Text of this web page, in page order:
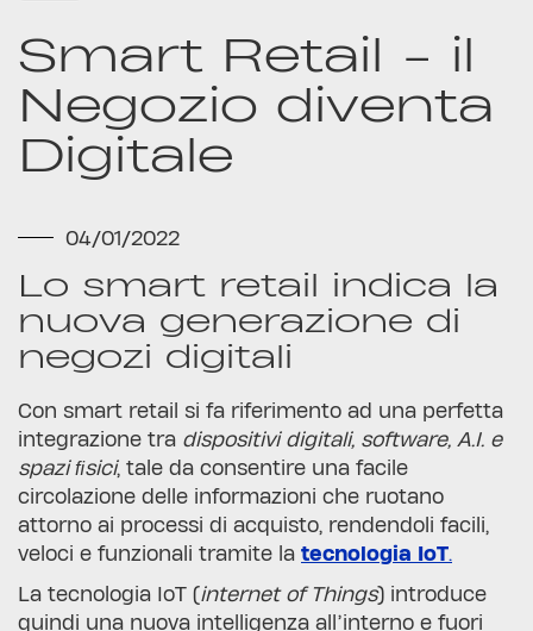
Smart Retail - il
Negozio diventa
Digitale
04/01/2022
Lo smart retail indica la
nuova generazione di
negozi digitali
Con smart retail si fa riferimento ad una perfetta
integrazione tra dispositivi digitali, software, A.I. e
spazi ﬁsici, tale da consentire una facile
circolazione delle informazioni che ruotano
attorno ai processi di acquisto, rendendoli facili,
veloci e funzionali tramite la tecnologia IoT.
La tecnologia IoT (internet of Things) introduce
quindi una nuova intelligenza all’interno e fuori